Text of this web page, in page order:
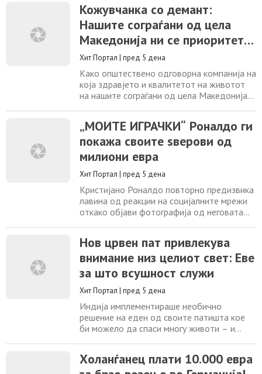
нивните тврдења, било уште пошокантно.
Според сопствениците, гостите уште од
нивното пристигнување правеле проблеми,
го прекршувале куќниот ред, донеле девет
Кожувчанка со демант:
Нашите сограѓани од цела
Македонија ни се приоритет
пред профитот
Хит Портал | пред 5 дена
Како општествено одговорна компанија на
која здравјето и квалитетот на животот
на нашите сограѓани од цела Македонија
индигнација ги отфрламе безочните
манипулации на опозициската СДСМ. Во
име на вистината тврдиме дека
учествувавме на јавниот повик на
службите на Владата, за набавка на
флаширана вода за потребите на
„МОИТЕ ИГРАЧКИ“ Роналдо ги
покажа своите ѕверови од
милиони евра
Хит Портал | пред 5 дена
Кристијано Роналдо повторно предизвика
лавина од реакции на социјалните мрежи
откако објави фотографија од неговата
Ферари, а покрај фотографијата кратко
напиша: „Моите играчки“. Сепак,
вниманието на фановите не го привлече
само Роналдо, туку и импресивната
колекција автомобили
Нов црвен пат привлекува
внимание низ целиот свет: Еве
за што всушност служи
Хит Портал | пред 5 дена
Индија имплементираше необично
решение на еден од своите патишта кое
би можело да спаси многу животи – и
„Верангана Дургавати“ е обоен во светло
Холанѓанец плати 10.000 евра